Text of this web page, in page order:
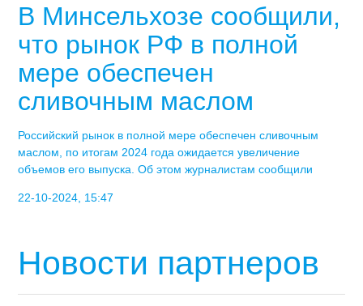
В Минсельхозе сообщили,
что рынок РФ в полной
мере обеспечен
сливочным маслом
Российский рынок в полной мере обеспечен сливочным
маслом, по итогам 2024 года ожидается увеличение
объемов его выпуска. Об этом журналистам сообщили
22-10-2024, 15:47
Новости партнеров